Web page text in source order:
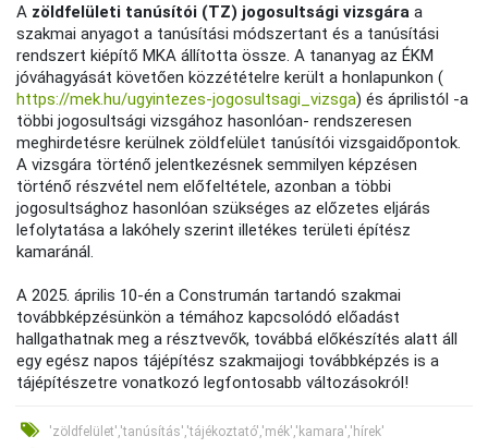
A zöldfelületi tanúsítói (TZ) jogosultsági vizsgára a
szakmai anyagot a tanúsítási módszertant és a tanúsítási
rendszert kiépítő MKA állította össze. A tananyag az ÉKM
jóváhagyását követően közzétételre került a honlapunkon (
https://mek.hu/ugyintezes-jogosultsagi_vizsga) és áprilistól -a
többi jogosultsági vizsgához hasonlóan- rendszeresen
meghirdetésre kerülnek zöldfelület tanúsítói vizsgaidőpontok.
A vizsgára történő jelentkezésnek semmilyen képzésen
történő részvétel nem előfeltétele, azonban a többi
jogosultsághoz hasonlóan szükséges az előzetes eljárás
lefolytatása a lakóhely szerint illetékes területi építész
kamaránál.
A 2025. április 10-én a Construmán tartandó szakmai
továbbképzésünkön a témához kapcsolódó előadást
hallgathatnak meg a résztvevők, továbbá előkészítés alatt áll
egy egész napos tájépítész szakmaijogi továbbképzés is a
tájépítészetre vonatkozó legfontosabb változásokról!
'zöldfelület','tanúsítás','tájékoztató','mék','kamara','hírek'